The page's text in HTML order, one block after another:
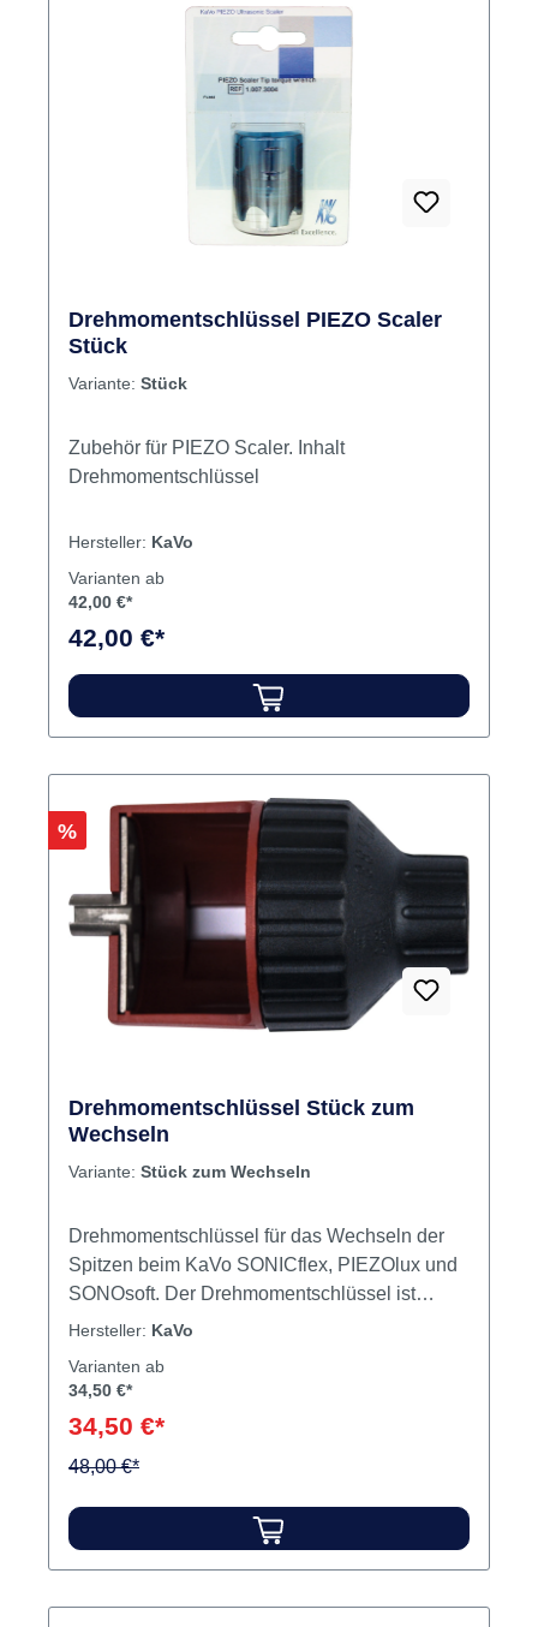
Drehmomentschlüssel PIEZO Scaler
Stück
Variante: Stück
Zubehör für PIEZO Scaler. Inhalt
Drehmomentschlüssel
Hersteller: KaVo
Varianten ab
42,00 €*
42,00 €*
Rabatt
%
Drehmomentschlüssel Stück zum
Wechseln
Variante: Stück zum Wechseln
Drehmomentschlüssel für das Wechseln der
Spitzen beim KaVo SONICflex, PIEZOlux und
SONOsoft. Der Drehmomentschlüssel ist
aufbereitbar und aufgesteckt für den Anwender
Drehmomentschlüsselzum Wechseln
Hersteller: KaVo
Varianten ab
34,50 €*
34,50 €*
48,00 €*